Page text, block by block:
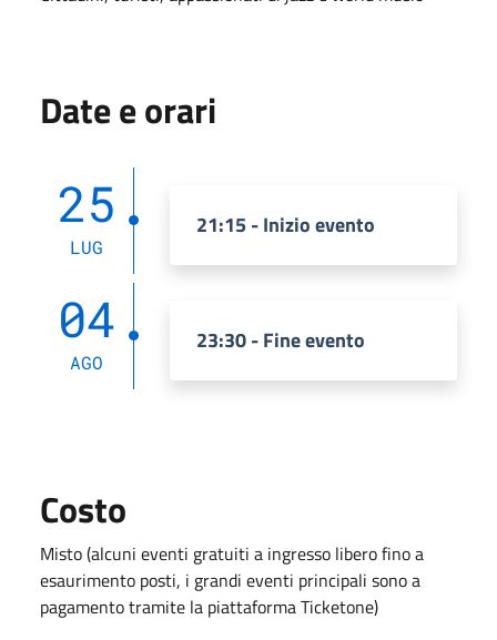
Date e orari
25
LUG
21:15 - Inizio evento
04
AGO
23:30 - Fine evento
Costo
Misto (alcuni eventi gratuiti a ingresso libero fino a
esaurimento posti, i grandi eventi principali sono a
pagamento tramite la piattaforma Ticketone)